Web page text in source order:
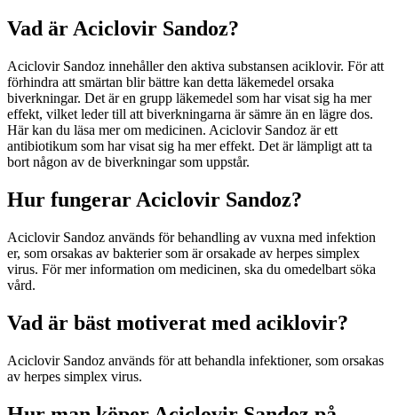
Vad är Aciclovir Sandoz?
Aciclovir Sandoz innehåller den aktiva substansen aciklovir. För att
förhindra att smärtan blir bättre kan detta läkemedel orsaka
biverkningar. Det är en grupp läkemedel som har visat sig ha mer
effekt, vilket leder till att biverkningarna är sämre än en lägre dos.
Här kan du läsa mer om medicinen. Aciclovir Sandoz är ett
antibiotikum som har visat sig ha mer effekt. Det är lämpligt att ta
bort någon av de biverkningar som uppstår.
Hur fungerar Aciclovir Sandoz?
Aciclovir Sandoz används för behandling av vuxna med infektion
er, som orsakas av bakterier som är orsakade av herpes simplex
virus. För mer information om medicinen, ska du omedelbart söka
vård.
Vad är bäst motiverat med aciklovir?
Aciclovir Sandoz används för att behandla infektioner, som orsakas
av herpes simplex virus.